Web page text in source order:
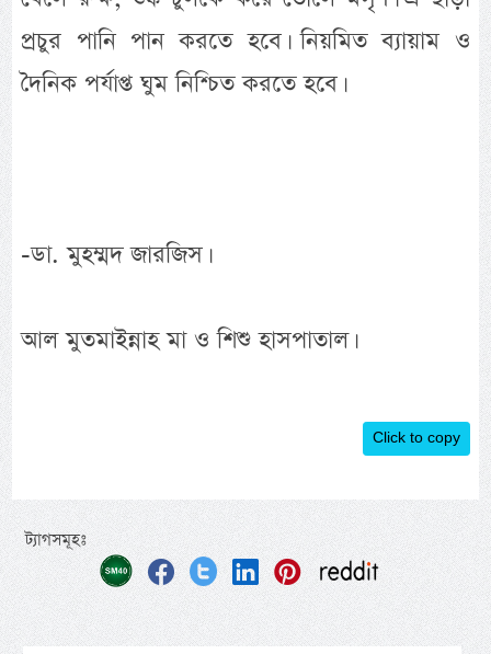
প্রচুর পানি পান করতে হবে। নিয়মিত ব্যায়াম ও
দৈনিক পর্যাপ্ত ঘুম নিশ্চিত করতে হবে।
-ডা. মুহম্মদ জারজিস।
আল মুতমাইন্নাহ মা ও শিশু হাসপাতাল।
Click to copy
ট্যাগসমূহঃ